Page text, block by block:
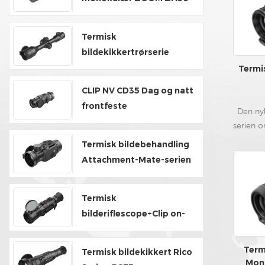
Termisk
bildekikkertrørserie
CLIP NV CD35 Dag og natt
frontfeste
Termisk bildebehandling
Attachment-Mate-serien
Termisk
bilderiflescope+Clip on-
Termisk bildekikkert Rico
Den
serien
fanger
fine